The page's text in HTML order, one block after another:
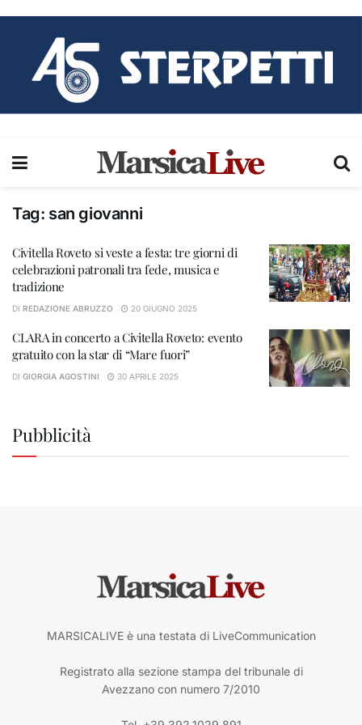
Tag: san giovanni
Civitella Roveto si veste a festa: tre giorni di
celebrazioni patronali tra fede, musica e
tradizione
DI REDAZIONE ABRUZZO 20 GIUGNO 2025
CLARA in concerto a Civitella Roveto: evento
gratuito con la star di “Mare fuori”
DI GIORGIA AGOSTINI 30 APRILE 2025
Pubblicità
MARSICALIVE è una testata di LiveCommunication
Registrato alla sezione stampa del tribunale di
Avezzano con numero 7/2010